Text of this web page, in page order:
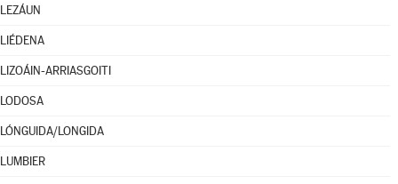
LEZÁUN
LIÉDENA
LIZOÁIN-ARRIASGOITI
LODOSA
LÓNGUIDA/LONGIDA
LUMBIER